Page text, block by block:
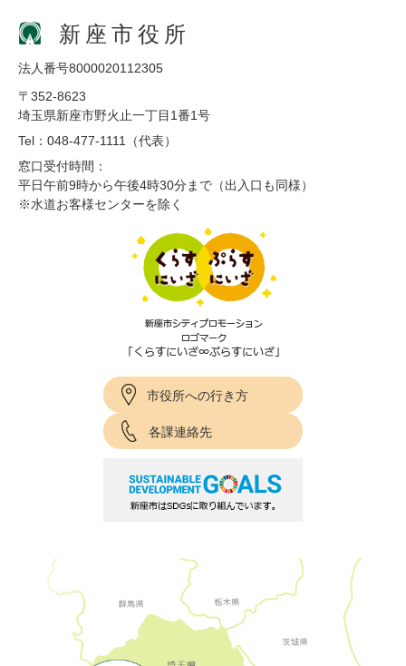
新座市役所
法人番号8000020112305
〒352-8623
埼玉県新座市野火止一丁目1番1号
Tel：048-477-1111（代表）
窓口受付時間：
平日午前9時から午後4時30分まで（出入口も同様）
※水道お客様センターを除く
市役所への行き方
各課連絡先